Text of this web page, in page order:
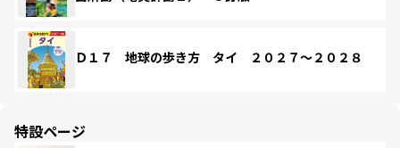
Ｄ１７ 地球の歩き方 タイ ２０２７～２０２８
特設ページ